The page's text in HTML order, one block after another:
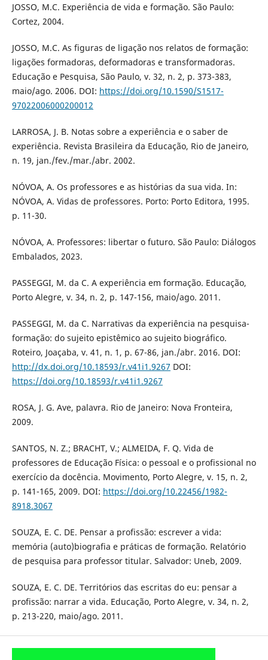
JOSSO, M.C. Experiência de vida e formação. São Paulo:
Cortez, 2004.
JOSSO, M.C. As figuras de ligação nos relatos de formação:
ligações formadoras, deformadoras e transformadoras.
Educação e Pesquisa, São Paulo, v. 32, n. 2, p. 373-383,
maio/ago. 2006. DOI: https://doi.org/10.1590/S1517-
97022006000200012
LARROSA, J. B. Notas sobre a experiência e o saber de
experiência. Revista Brasileira da Educação, Rio de Janeiro,
n. 19, jan./fev./mar./abr. 2002.
NÓVOA, A. Os professores e as histórias da sua vida. In:
NÓVOA, A. Vidas de professores. Porto: Porto Editora, 1995.
p. 11-30.
NÓVOA, A. Professores: libertar o futuro. São Paulo: Diálogos
Embalados, 2023.
PASSEGGI, M. da C. A experiência em formação. Educação,
Porto Alegre, v. 34, n. 2, p. 147-156, maio/ago. 2011.
PASSEGGI, M. da C. Narrativas da experiência na pesquisa-
formação: do sujeito epistêmico ao sujeito biográfico.
Roteiro, Joaçaba, v. 41, n. 1, p. 67-86, jan./abr. 2016. DOI:
http://dx.doi.org/10.18593/r.v41i1.9267 DOI:
https://doi.org/10.18593/r.v41i1.9267
ROSA, J. G. Ave, palavra. Rio de Janeiro: Nova Fronteira,
2009.
SANTOS, N. Z.; BRACHT, V.; ALMEIDA, F. Q. Vida de
professores de Educação Física: o pessoal e o profissional no
exercício da docência. Movimento, Porto Alegre, v. 15, n. 2,
p. 141-165, 2009. DOI: https://doi.org/10.22456/1982-
8918.3067
SOUZA, E. C. DE. Pensar a profissão: escrever a vida:
memória (auto)biografia e práticas de formação. Relatório
de pesquisa para professor titular. Salvador: Uneb, 2009.
SOUZA, E. C. DE. Territórios das escritas do eu: pensar a
profissão: narrar a vida. Educação, Porto Alegre, v. 34, n. 2,
p. 213-220, maio/ago. 2011.